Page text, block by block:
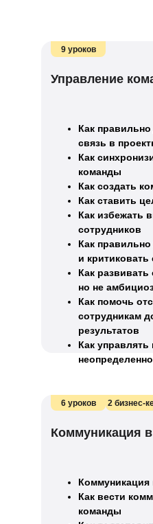
9 уроков
Управление
Как
связь в
Как
команды
Как создать
Как ставить
Как избежать
сотрудников
Как
и критиковать
Как
но не
Как помочь
сотрудникам
результатов
Как
6 уроков 2 бизнес-
Коммуникация
Коммуникация
Как вести
команды